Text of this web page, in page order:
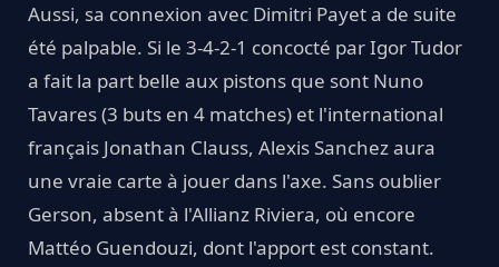
Aussi, sa connexion avec Dimitri Payet a de suite
été palpable. Si le 3-4-2-1 concocté par Igor Tudor
a fait la part belle aux pistons que sont Nuno
Tavares (3 buts en 4 matches) et l'international
français Jonathan Clauss, Alexis Sanchez aura
une vraie carte à jouer dans l'axe. Sans oublier
Gerson, absent à l'Allianz Riviera, où encore
Mattéo Guendouzi, dont l'apport est constant.